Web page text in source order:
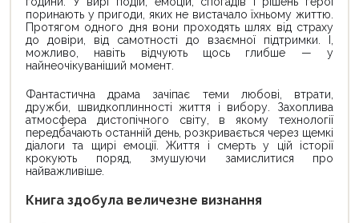
поринають у пригоди, яких не вистачало їхньому життю.
Протягом одного дня вони проходять шлях від страху
до довіри, від самотності до взаємної підтримки. І,
можливо, навіть відчують щось глибше — у
найнеочікуваніший момент.
Фантастична драма зачіпає теми любові, втрати,
дружби, швидкоплинності життя і вибору. Захоплива
атмосфера дистопічного світу, в якому технології
передбачають останній день, розкривається через щемкі
діалоги та щирі емоції. Життя і смерть у цій історії
крокують поряд, змушуючи замислитися про
найважливіше.
Книга здобула величезне визнання